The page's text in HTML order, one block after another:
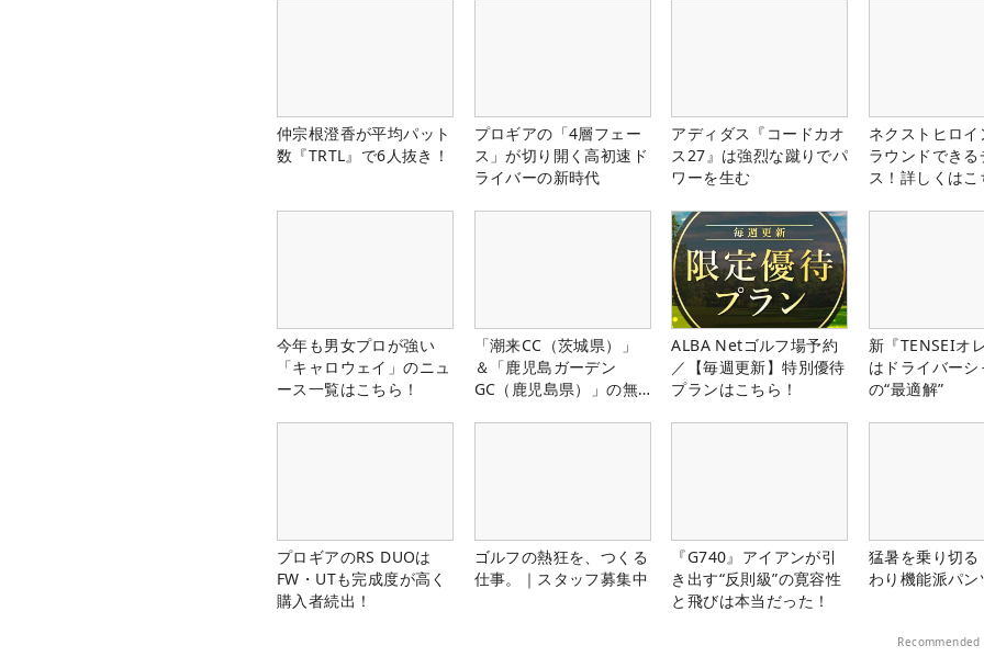
仲宗根澄香が平均パット
数『TRTL』で6人抜き！
プロギアの「4層フェー
ス」が切り開く高初速ド
ライバーの新時代
アディダス『コードカオ
ス27』は強烈な蹴りでパ
ワーを生む
ネクストヒロイ
ラウンドできる
ス！詳しくはこ
今年も男女プロが強い
「キャロウェイ」のニュ
ース一覧はこちら！
「潮来CC（茨城県）」
＆「鹿児島ガーデン
GC（鹿児島県）」の無
ALBA Netゴルフ場予約
／【毎週更新】特別優待
プランはこちら！
新『TENSEIオ
はドライバーシ
の“最適解”
プロギアのRS DUOは
FW・UTも完成度が高く
購入者続出！
ゴルフの熱狂を、つくる
仕事。｜スタッフ募集中
『G740』アイアンが引
き出す“反則級”の寛容性
と飛びは本当だった！
猛暑を乗り切る
わり機能派パン
Recommended